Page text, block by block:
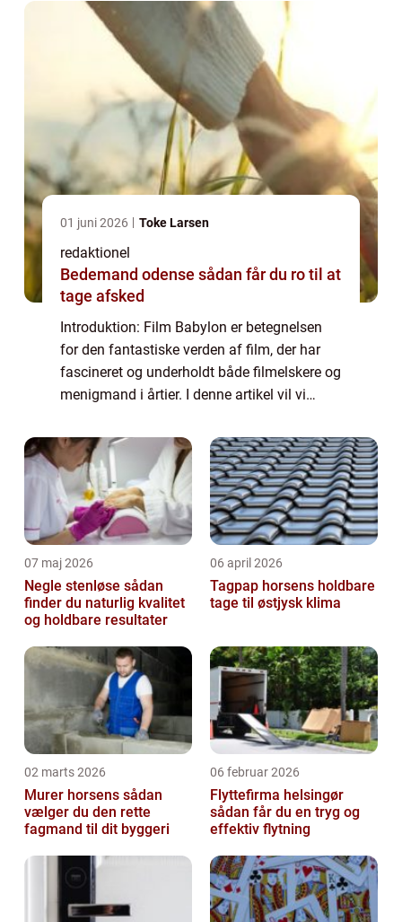
01 juni 2026 Toke Larsen
redaktionel
Bedemand odense sådan får du ro til at
tage afsked
Introduktion: Film Babylon er betegnelsen
for den fantastiske verden af film, der har
fascineret og underholdt både filmelskere og
menigmand i årtier. I denne artikel vil vi
denne enestående industri, og udfors...
07 maj 2026
Negle stenløse sådan
finder du naturlig kvalitet
og holdbare resultater
06 april 2026
Tagpap horsens holdbare
tage til østjysk klima
02 marts 2026
Murer horsens sådan
vælger du den rette
fagmand til dit byggeri
06 februar 2026
Flyttefirma helsingør
sådan får du en tryg og
effektiv flytning